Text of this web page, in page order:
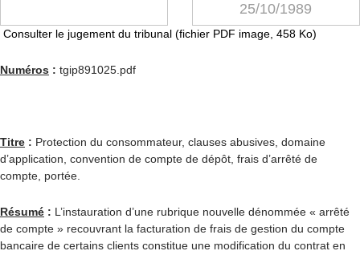
25/10/1989
Consulter le jugement du tribunal (fichier PDF image, 458 Ko)
Numéros : tgip891025.pdf
Titre : Protection du consommateur, clauses abusives, domaine
d’application, convention de compte de dépôt, frais d’arrêté de
compte, portée.
Résumé : L’instauration d’une rubrique nouvelle dénommée « arrêté
de compte » recouvrant la facturation de frais de gestion du compte
bancaire de certains clients constitue une modification du contrat en